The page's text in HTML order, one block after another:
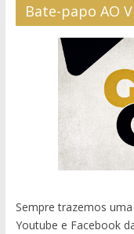
Bate-papo AO
Sempre trazemos
Youtube e Facebook